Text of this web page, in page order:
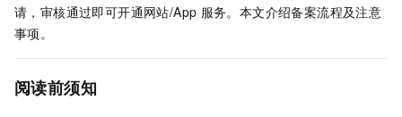
请，审核通过即可开通网站/App 服务。本文介绍备案流程及注意
事项。
阅读前须知